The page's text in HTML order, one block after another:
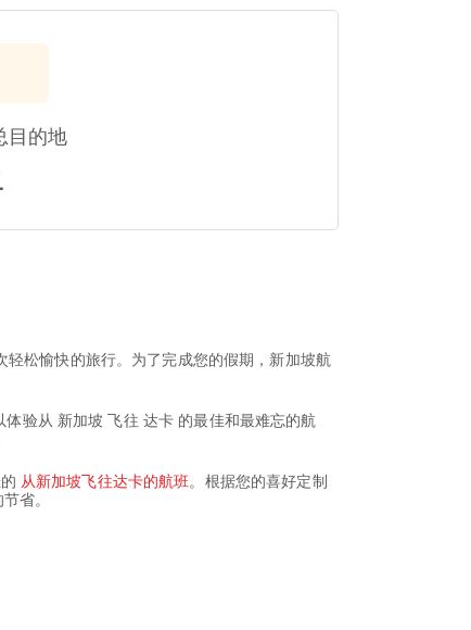
目的地
松愉快的旅行。为了完成您的假期，新加坡航
验从 新加坡 飞往 达卡 的最佳和最难忘的航
从新加坡飞往达卡的航班。根据您的喜好定制
省。